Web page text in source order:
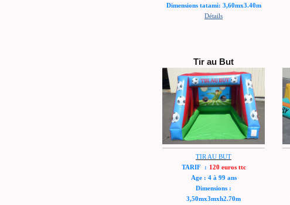
Dimensions tatami: 3,60mx3.40m
Détails
Tir au But
TIR AU BUT
TARIF : 120 euros ttc
Age : 4 à 99 ans
Dimensions :
3,50mx3mxh2.70m